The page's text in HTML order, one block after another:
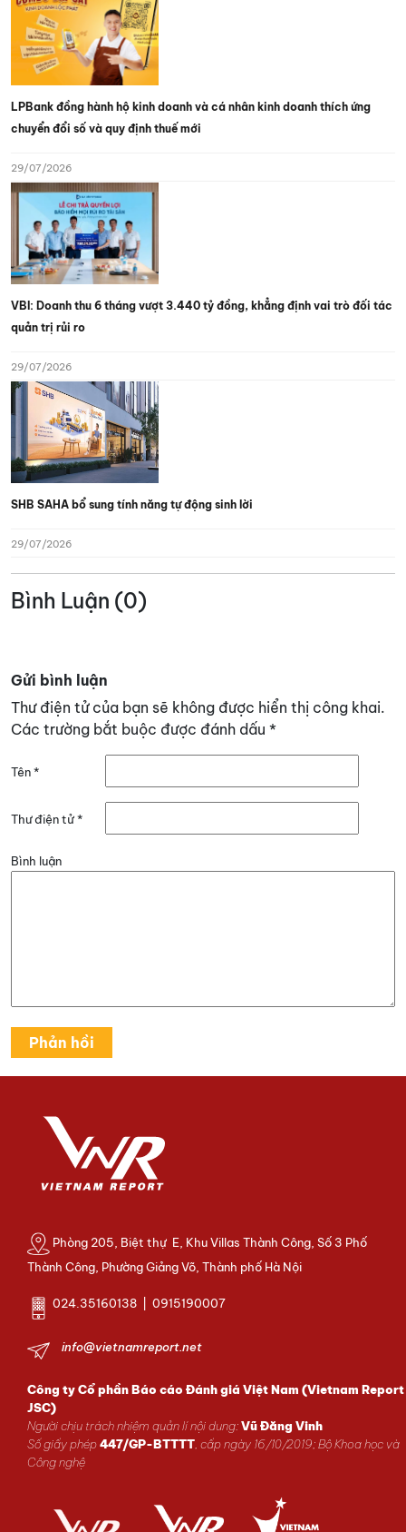
LPBank đồng hành hộ kinh doanh và cá nhân kinh doanh thích ứng
chuyển đổi số và quy định thuế mới
29/07/2026
VBI: Doanh thu 6 tháng vượt 3.440 tỷ đồng, khẳng định vai trò đối tác
quản trị rủi ro
29/07/2026
SHB SAHA bổ sung tính năng tự động sinh lời
29/07/2026
Bình Luận (0)
Gửi bình luận
Thư điện tử của bạn sẽ không được hiển thị công khai.
Các trường bắt buộc được đánh dấu *
Tên*
Thư điện tử*
Bình luận
Phòng 205, Biệt thự E, Khu Villas Thành Công, Số 3 Phố
Thành Công, Phường Giảng Võ, Thành phố Hà Nội
024.35160138 | 0915190007
info@vietnamreport.net
Công ty Cổ phần Báo cáo Đánh giá Việt Nam (Vietnam Report
JSC)
Người chịu trách nhiệm quản lí nội dung:Vũ Đăng Vinh
Số giấy phép447/GP-BTTTT , cấp ngày 16/10/2019; Bộ Khoa học và
Công nghệ